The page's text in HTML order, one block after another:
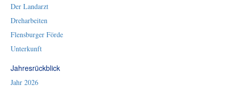
Der Landarzt
Dreharbeiten
Flensburger Förde
Unterkunft
Jahresrückblick
Jahr 2026